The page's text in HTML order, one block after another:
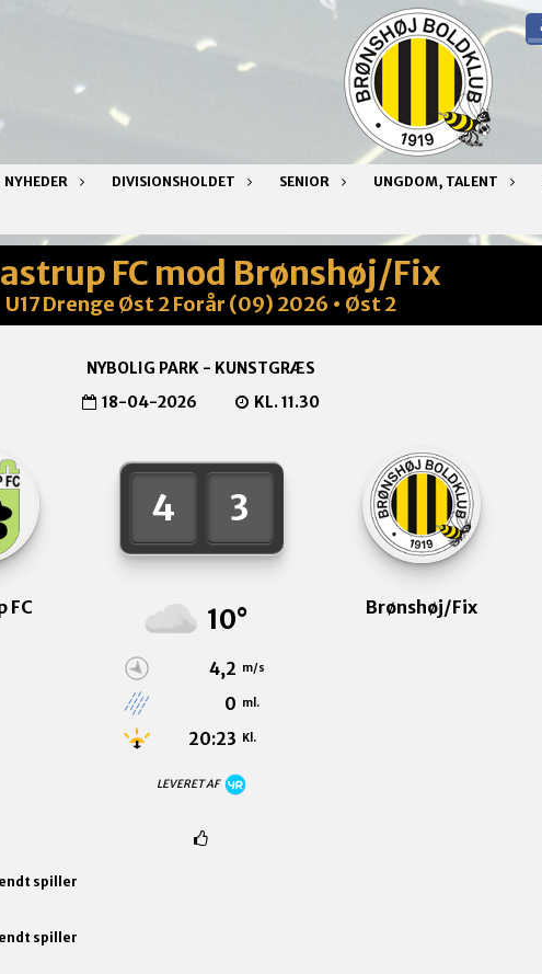
NYHEDER DIVISIONSHOLDET SENIOR UNGDOM, TALENT
FC mod Brønshøj/Fix
U17 Drenge Øst 2 Forår (09) 2026 • Øst 2
NYBOLIG PARK - KUNSTGRÆS
18-04-2026
KL. 11.30
FC
4 3
10°
4,2 m/s
0 ml.
20:23 Kl.
LEVERET AF
Brønshøj/Fix
spiller
spiller